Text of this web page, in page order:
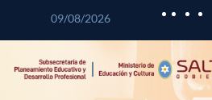
09/08/2026